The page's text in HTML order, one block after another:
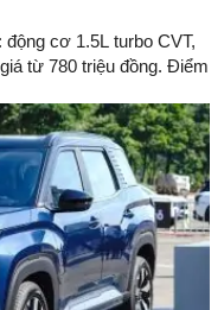
cơ 1.5L turbo CVT,
từ 780 triệu đồng. Điểm